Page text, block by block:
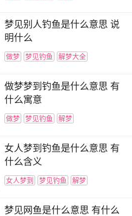
梦见别人钓鱼是什么意思 说
明什么
做梦 梦见钓鱼 解梦大全
做梦梦到钓鱼是什么意思 有
什么寓意
做梦 梦见钓鱼 解梦
女人梦到钓鱼是什么意思 有
什么含义
女人梦到 梦见钓鱼 解梦
梦见网鱼是什么意思 有什么